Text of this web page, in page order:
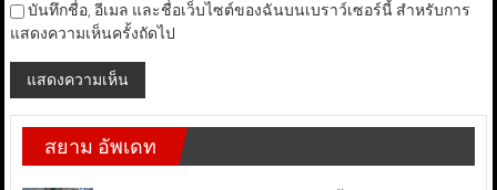
บันทึกชื่อ, อีเมล และชื่อเว็บไซต์ของฉันบนเบราว์เซอร์นี้ สำหรับการ
แสดงความเห็นครั้งถัดไป
สยาม อัพเดท